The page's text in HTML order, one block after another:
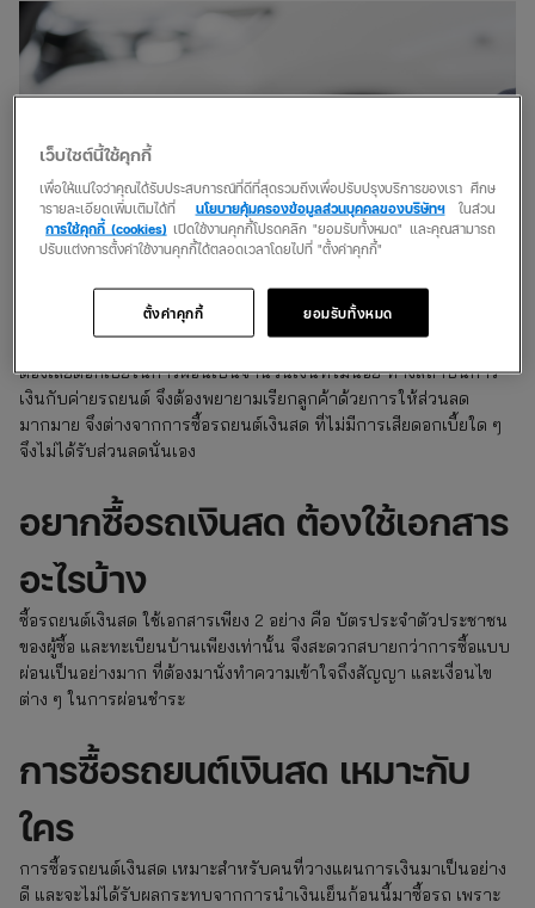
ต้องเสียดอกเบี้ยในการผ่อนเป็นจำนวนเงินที่ไม่น้อย ทางสถาบันการ
เงินกับค่ายรถยนต์ จึงต้องพยายามเรียกลูกค้าด้วยการให้ส่วนลด
มากมาย จึงต่างจากการซื้อรถยนต์เงินสด ที่ไม่มีการเสียดอกเบี้ยใด ๆ
จึงไม่ได้รับส่วนลดนั่นเอง
อยากซื้อรถเงินสด ต้องใช้เอกสาร
อะไรบ้าง
ซื้อรถยนต์เงินสด ใช้เอกสารเพียง 2 อย่าง คือ บัตรประจำตัวประชาชน
ของผู้ซื้อ และทะเบียนบ้านเพียงเท่านั้น จึงสะดวกสบายกว่าการซื้อแบบ
ผ่อนเป็นอย่างมาก ที่ต้องมานั่งทำความเข้าใจถึงสัญญา และเงื่อนไข
ต่าง ๆ ในการผ่อนชำระ
การซื้อรถยนต์เงินสด เหมาะกับ
ใคร
การซื้อรถยนต์เงินสด เหมาะสำหรับคนที่วางแผนการเงินมาเป็นอย่าง
ดี และจะไม่ได้รับผลกระทบจากการนำเงินเย็นก้อนนี้มาซื้อรถ เพราะ
เว็บไซต์นี้ใช้คุกกี้
เพื่อให้แน่ใจว่าคุณได้รับประสบการณ์ที่ดีที่สุดรวมถึงเพื่อปรับปรุงบริการของเรา ศึกษ
ารายละเอียดเพิ่มเติมได้ที่
นโยบายคุ้มครองข้อมูลส่วนบุคคลของบริษัทฯในส่วน
การใช้คุกกี้ (cookies) เปิดใช้งานคุกกี้โปรดคลิก "ยอมรับทั้งหมด" และคุณสามารถ
ปรับแต่งการตั้งค่าใช้งานคุกกี้ได้ตลอดเวลาโดยไปที่ "ตั้งค่าคุกกี้"
ยอมรับทั้งหมด
ตั้งค่าคุกกี้